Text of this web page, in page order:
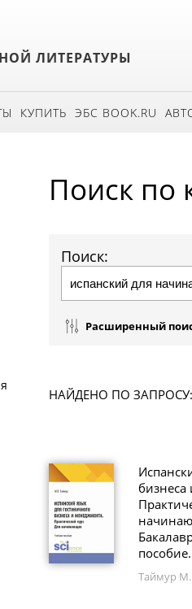
ЛИТЕРАТУРЫ
КУПИТЬ ЭБС BOOK.RU
Поиск по
Поиск:
Расширенный
НАЙДЕНО ПО
пособие.
Таймур